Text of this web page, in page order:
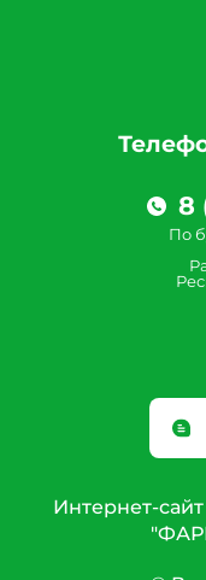
8
По
Интернет-